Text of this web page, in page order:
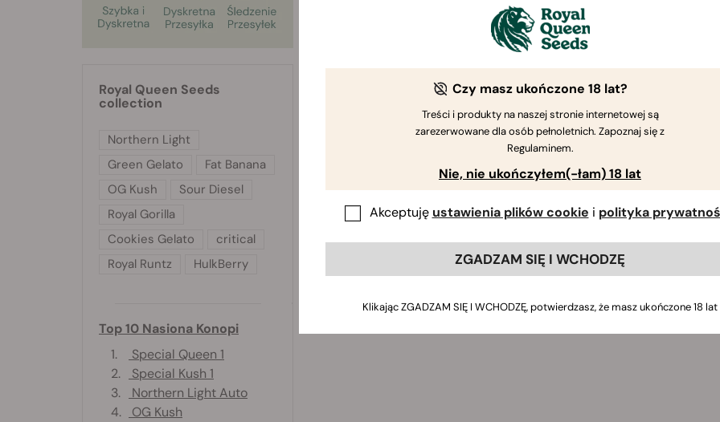
Royal Queen Seeds
collection
Northern Light
Green Gelato
Fat Banana
OG Kush
Sour Diesel
Royal Gorilla
Cookies Gelato
critical
Royal Runtz
HulkBerry
Top 10 Nasiona Konopi
1.
Special Queen 1
2.
Special Kush 1
3.
Northern Light Auto
4.
OG Kush
Czy masz ukończone 18 lat?
Treści i produkty na naszej stronie internetowej są
zarezerwowane dla osób pełnoletnich. Zapoznaj się z
Regulaminem.
Nie, nie ukończyłem(-łam) 18 lat
Akceptuję ustawienia plików cookie i polityka
ZGADZAM SIĘ I WCHODZĘ
Klikając ZGADZAM SIĘ I WCHODZĘ, potwierdzasz, że masz ukończone 18 lat